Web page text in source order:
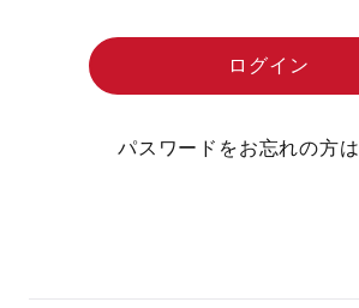
パスワードをお忘れの方は